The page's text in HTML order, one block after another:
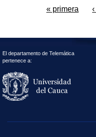
« primera
El departamento de Telemática
pertenece a: